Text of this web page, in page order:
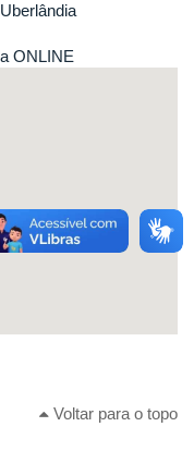
ONLINE
Voltar para o topo